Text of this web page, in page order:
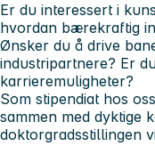
Er du interessert i
hvordan bærekraftig
Ønsker du å drive
industripartnere? Er
karrieremuligheter?
Som stipendiat hos
sammen med dyktige
doktorgradsstillingen